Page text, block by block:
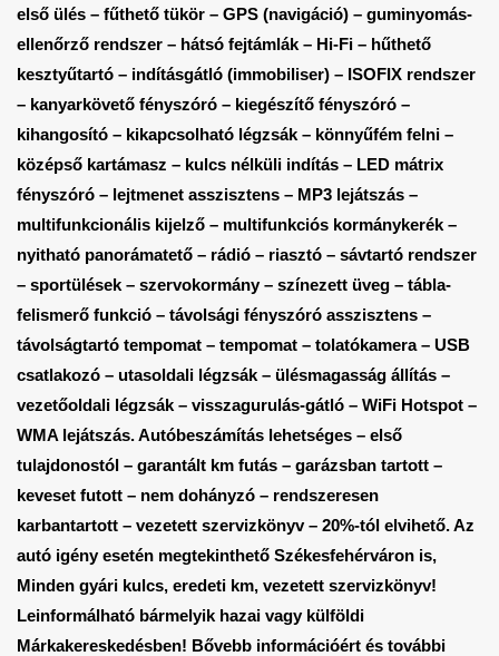
első ülés – fűthető tükör – GPS (navigáció) – guminyomás-
ellenőrző rendszer – hátsó fejtámlák – Hi-Fi – hűthető
kesztyűtartó – indításgátló (immobiliser) – ISOFIX rendszer
– kanyarkövető fényszóró – kiegészítő fényszóró –
kihangosító – kikapcsolható légzsák – könnyűfém felni –
középső kartámasz – kulcs nélküli indítás – LED mátrix
fényszóró – lejtmenet asszisztens – MP3 lejátszás –
multifunkcionális kijelző – multifunkciós kormánykerék –
nyitható panorámatető – rádió – riasztó – sávtartó rendszer
– sportülések – szervokormány – színezett üveg – tábla-
felismerő funkció – távolsági fényszóró asszisztens –
távolságtartó tempomat – tempomat – tolatókamera – USB
csatlakozó – utasoldali légzsák – ülésmagasság állítás –
vezetőoldali légzsák – visszagurulás-gátló – WiFi Hotspot –
WMA lejátszás. Autóbeszámítás lehetséges – első
tulajdonostól – garantált km futás – garázsban tartott –
keveset futott – nem dohányzó – rendszeresen
karbantartott – vezetett szervizkönyv – 20%-tól elvihető. Az
autó igény esetén megtekinthető Székesfehérváron is,
Minden gyári kulcs, eredeti km, vezetett szervizkönyv!
Leinformálható bármelyik hazai vagy külföldi
Márkakereskedésben! Bővebb információért és további